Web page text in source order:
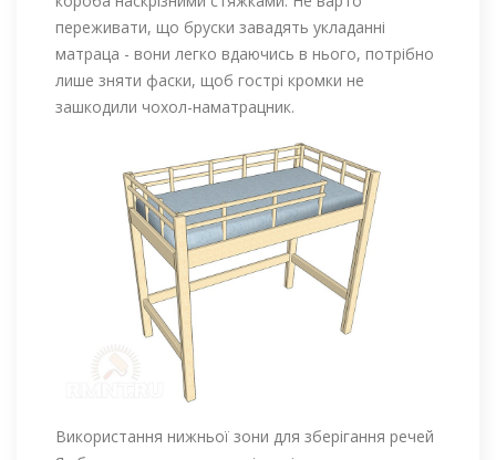
переживати, що бруски завадять укладанні
матраца - вони легко вдаючись в нього, потрібно
лише зняти фаски, щоб гострі кромки не
зашкодили чохол-наматрацник.
Використання нижньої зони для зберігання речей